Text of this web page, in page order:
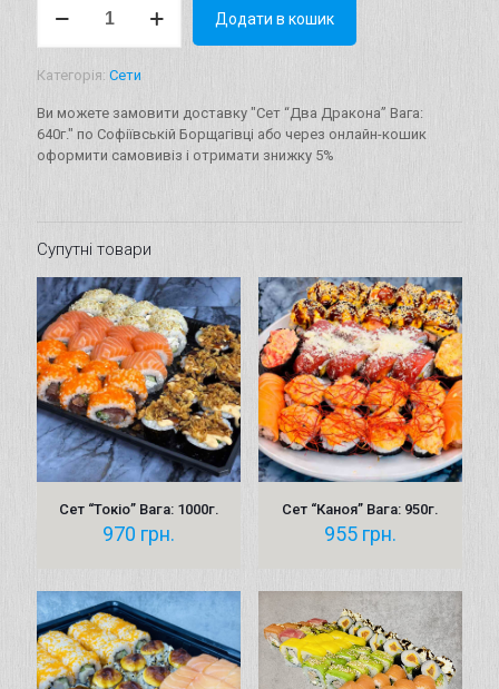
"Два
640г.
кількість
Додати в кошик
Категорія: Сети
Ви можете замовити доставку "Сет “Два Дракона” Вага:
640г." по Софіївській Борщагівці або через онлайн-кошик
оформити самовивіз і отримати знижку 5%
Супутні товари
Сет “Токіо” Вага: 1000г.
970 грн.
Сет “Каноя” Вага: 950г.
955 грн.